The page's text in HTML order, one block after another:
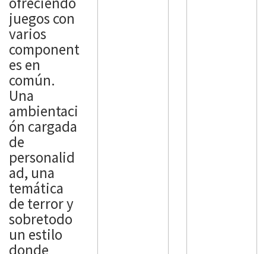
juegos con
varios
component
es en
común.
Una
ambientaci
ón cargada
de
personalid
ad, una
temática
de terror y
sobretodo
un estilo
donde